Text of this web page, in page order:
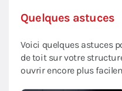
Quelques astuces
Voici quelques astuces
de toit sur votre
ouvrir encore plus